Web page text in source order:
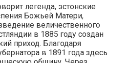
легенда, эстонские
Божьей Матери,
величественного
в 1885 году создан
приход. Благодаря
в 1891 года здесь